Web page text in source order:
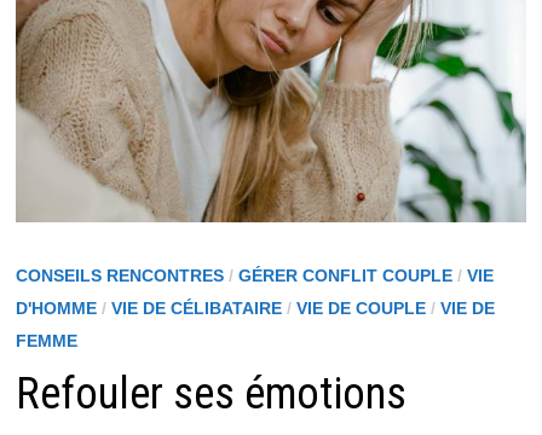
CONSEILS RENCONTRES/ GÉRER CONFLIT COUPLE/ VIE
D'HOMME/ VIE DE CÉLIBATAIRE/ VIE DE COUPLE/ VIE DE
FEMME
Refouler ses émotions